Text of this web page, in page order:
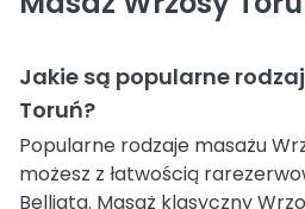
Jakie są popularne
Toruń?
Popularne rodzaje masażu
możesz z łatwością
Belliata. Masaż klasyczny